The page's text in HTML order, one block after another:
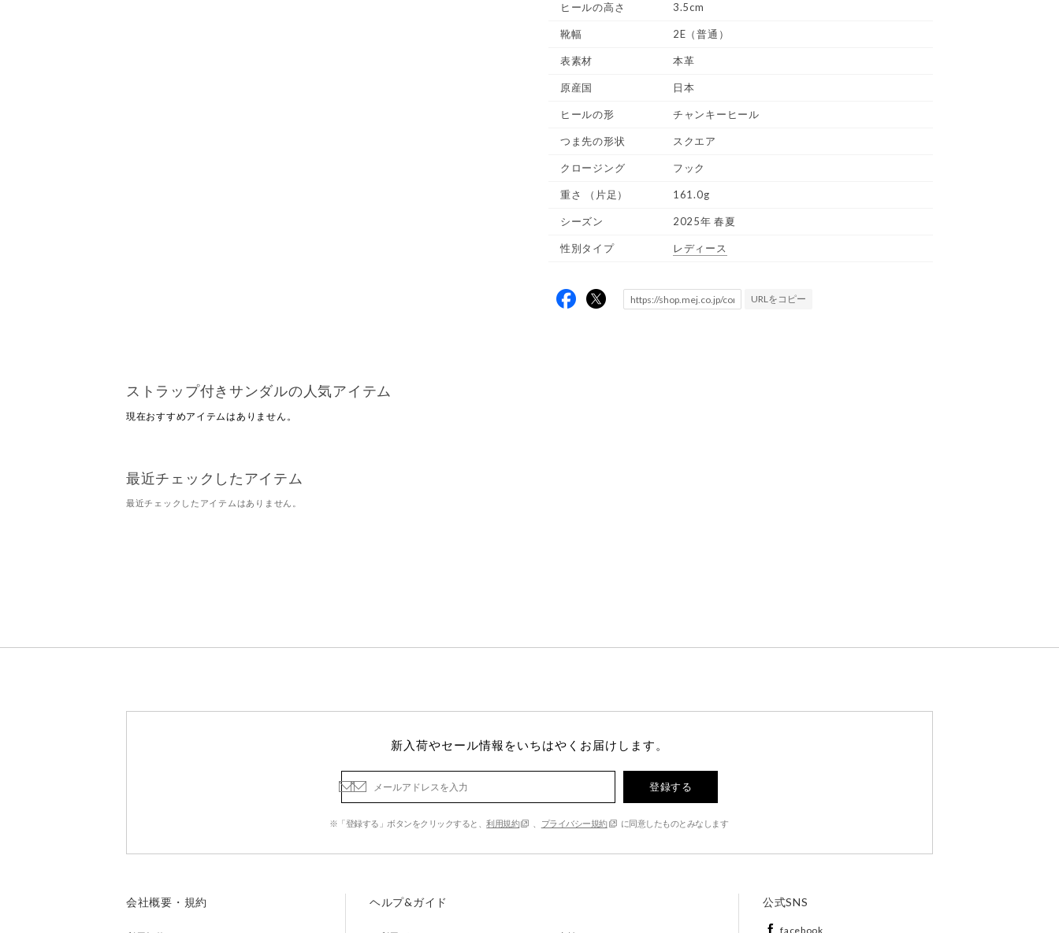
ヒールの高さ 3.5cm
靴幅 2E（普通）
表素材 本革
原産国 日本
ヒールの形 チャンキーヒール
つま先の形状 スクエア
クロージング フック
重さ （片足） 161.0g
シーズン 2025年 春夏
性別タイプ レディース
URLをコピー
ストラップ付きサンダルの人気アイテム
現在おすすめアイテムはありません。
最近チェックしたアイテム
最近チェックしたアイテムはありません。
新入荷やセール情報をいちはやくお届けします。
登録する
※「登録する」ボタンをクリックすると、利用規約 プライバシー規約 に同意したものとみなします
会社概要・規約 ヘルプ&ガイド 公式SNS
facebook